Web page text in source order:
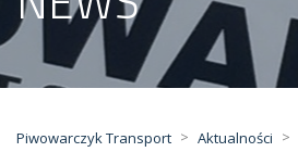
Piwowarczyk Transport > Aktualności >